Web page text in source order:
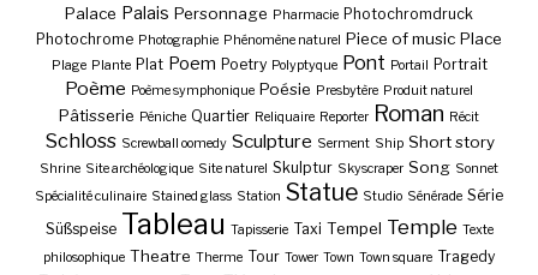
Palace Palais Personnage Pharmacie Photochromdruck
Photochrome Photographie Phénomène naturel Piece of music Place
Plage Plante Plat Poem Poetry Polyptyque Pont Portail Portrait
Poème Poème symphonique Poésie Presbytère Produit naturel
Pâtisserie Péniche Quartier Reliquaire Reporter Roman Récit
Schloss Screwball oomedy Sculpture Serment Ship Short story
Shrine Site archéologique Site naturel Skulptur Skyscraper Song Sonnet
Spécialité culinaire Stained glass Station Statue Studio Sénérade Série
Süßspeise Tableau Tapisserie Taxi Tempel Temple Texte
philosophique Theatre Therme Tour Tower Town Town square Tragedy